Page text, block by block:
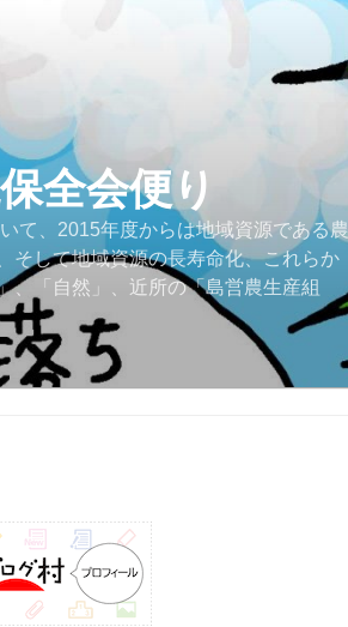
全会便り
て、2015年度からは地域資源である農
そして地域資源の長寿命化、これらか
、「自然」、近所の「島営農生産組